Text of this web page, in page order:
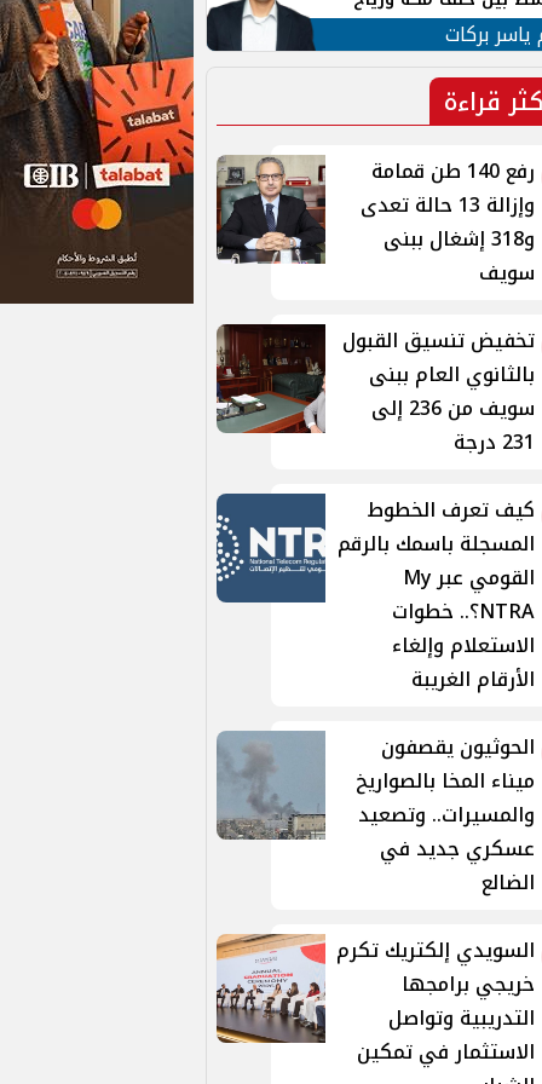
ياسر بركات
قراءة
رفع 140 طن قمامة
وإزالة 13 حالة تعدى
و318 إشغال ببنى
سويف
تخفيض تنسيق القبول
بالثانوي العام ببنى
سويف من 236 إلى
231 درجة
كيف تعرف الخطوط
المسجلة باسمك بالرقم
القومي عبر My
NTRA؟.. خطوات
الاستعلام وإلغاء
الأرقام الغريبة
الحوثيون يقصفون
ميناء المخا بالصواريخ
والمسيرات.. وتصعيد
عسكري جديد في
الضالع
السويدي إلكتريك تكرم
خريجي برامجها
التدريبية وتواصل
الاستثمار في تمكين